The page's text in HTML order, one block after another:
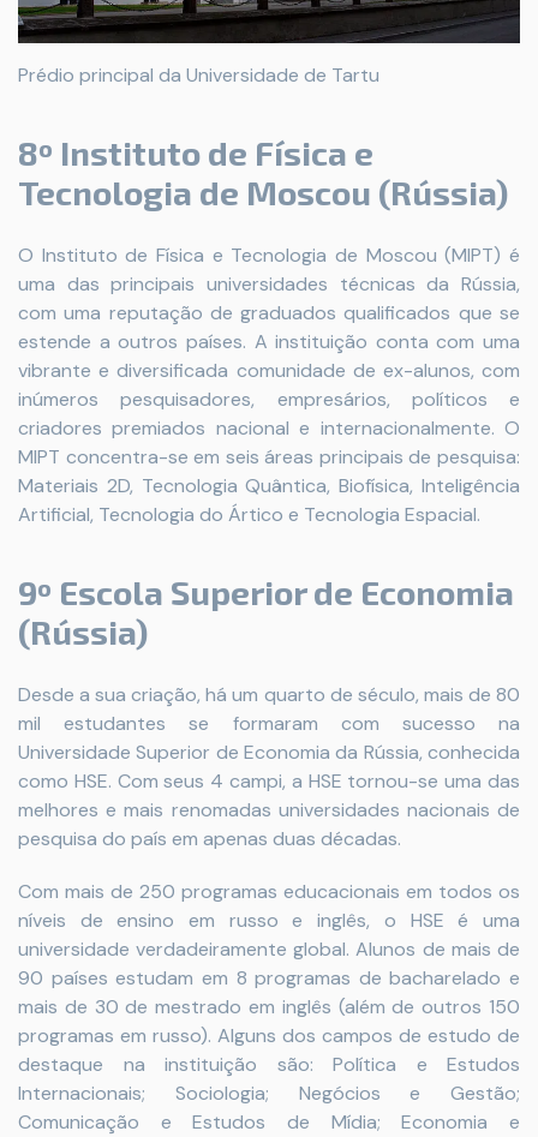
Prédio principal da Universidade de Tartu
8º Instituto de Física e
Tecnologia de Moscou (Rússia)
O Instituto de Física e Tecnologia de Moscou (MIPT) é
uma das principais universidades técnicas da Rússia,
com uma reputação de graduados qualificados que se
estende a outros países. A instituição conta com uma
vibrante e diversificada comunidade de ex-alunos, com
inúmeros pesquisadores, empresários, políticos e
criadores premiados nacional e internacionalmente. O
MIPT concentra-se em seis áreas principais de pesquisa:
Materiais 2D, Tecnologia Quântica, Biofísica, Inteligência
Artificial, Tecnologia do Ártico e Tecnologia Espacial.
9º Escola Superior de Economia
(Rússia)
Desde a sua criação, há um quarto de século, mais de 80
mil estudantes se formaram com sucesso na
Universidade Superior de Economia da Rússia, conhecida
como HSE. Com seus 4 campi, a HSE tornou-se uma das
melhores e mais renomadas universidades nacionais de
pesquisa do país em apenas duas décadas.
Com mais de 250 programas educacionais em todos os
níveis de ensino em russo e inglês, o HSE é uma
universidade verdadeiramente global. Alunos de mais de
90 países estudam em 8 programas de bacharelado e
mais de 30 de mestrado em inglês (além de outros 150
programas em russo). Alguns dos campos de estudo de
destaque na instituição são: Política e Estudos
Internacionais; Sociologia; Negócios e Gestão;
Comunicação e Estudos de Mídia; Economia e